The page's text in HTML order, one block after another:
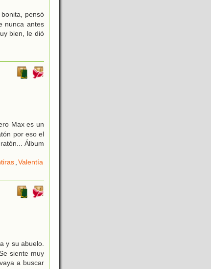
pensó
nunca antes
bien, le dió
Max es un
por eso el
Álbum
,Valentía
y su abuelo.
siente muy
a buscar